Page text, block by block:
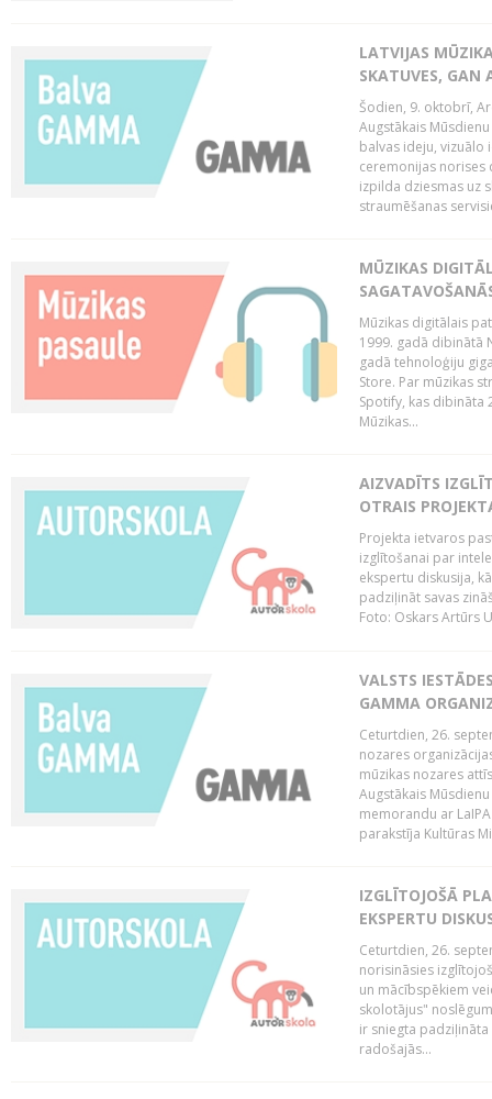
LATVIJAS
SKATUVES, GAN
Šodien, 9. oktobrī,
Augstākais
balvas ideju,
ceremonijas norises
izpilda dziesmas uz
straumēšanas
MŪZIKAS
Mūzikas digitālais
1999. gadā dibinātā
gadā tehnoloģiju
Store. Par mūzikas
Spotify, kas dibināta
Mūzikas...
AIZVADĪTS
OTRAIS
Projekta ietvaros
izglītošanai par
ekspertu diskusija,
padziļināt savas
Foto: Oskars Artūrs
VALSTS
GAMMA
Ceturtdien, 26.
nozares
mūzikas nozares
Augstākais
memorandu ar
parakstīja Kultūras
IZGLĪTOJOŠĀ
EKSPERTU
Ceturtdien, 26.
norisināsies
un mācībspēkiem
skolotājus"
ir sniegta
radošajās...